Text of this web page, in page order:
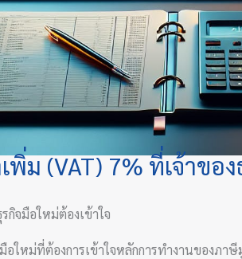
ม (VAT) 7% ที่เจ้าขอ
จมือใหม่ต้องเข้าใจ
อใหม่ที่ต้องการเข้าใจหลักการทำงานของภ